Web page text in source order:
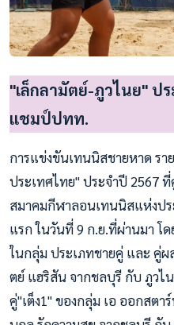
"เล็กลามัตย์-ภูวไนย" ป
แชมป์ปทท.
การแข่งขันเทนนิสชายหาด ร
ประเทศไทย" ประจำปี 2567
สมาคมกีฬาลอนเทนนิสแห่งปร
แรก ในวันที่ 9 ก.ย.ที่ผ่านมา
ในกลุ่ม ประเภทชายคู่ และ คู่
ตย์ แฮริสัน จากชลบุรี กับ ภูวไ
คู่"เต็ง1" ของกลุ่ม เอ ออกสต